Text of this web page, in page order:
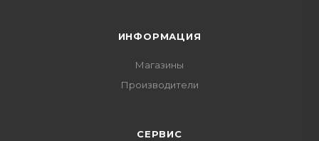
ИНФОРМАЦИЯ
Магазины
Производители
СЕРВИС